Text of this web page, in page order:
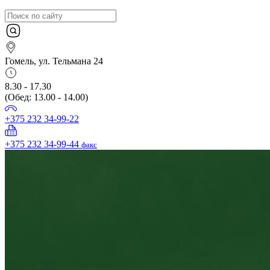
Гомель, ул. Тельмана 24
8.30 - 17.30
(Обед: 13.00 - 14.00)
+375 232 34-99-22
+375 232 34-99-44 факс